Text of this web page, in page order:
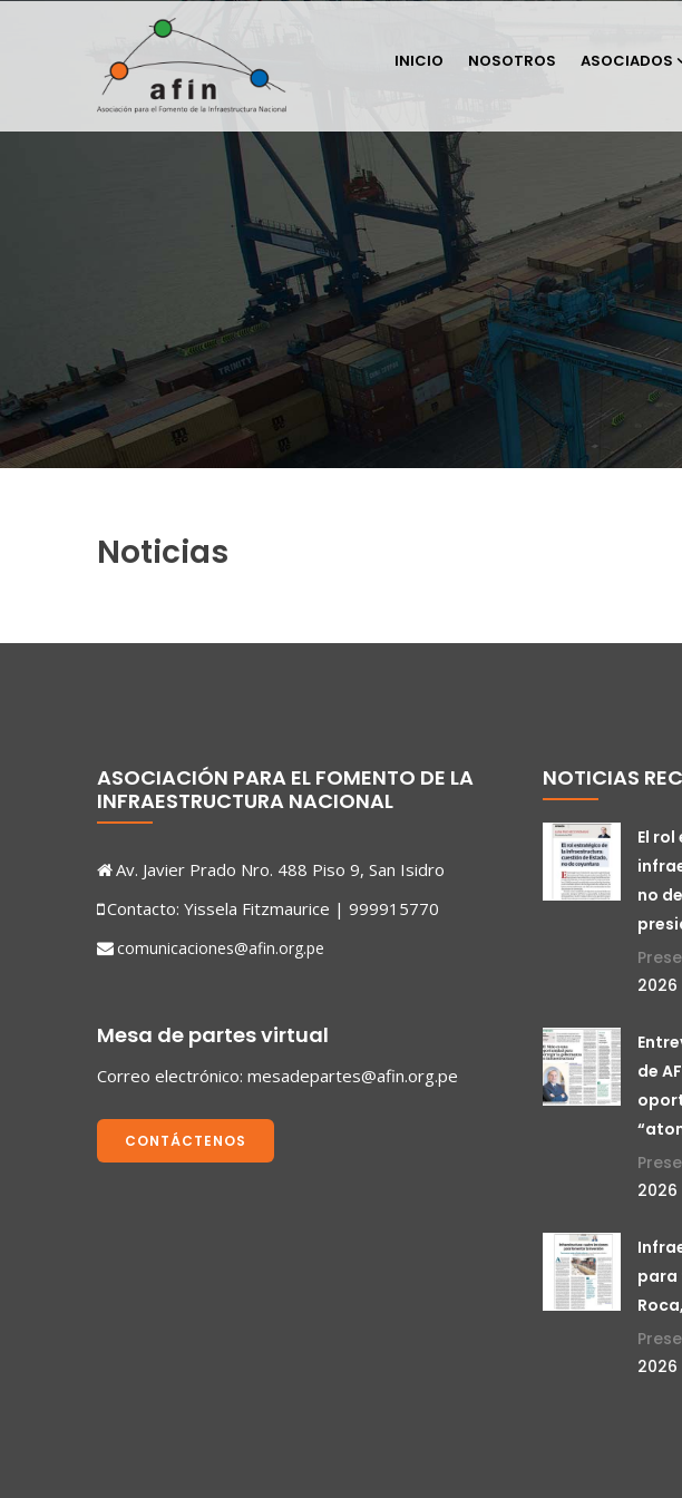
INICIO NOSOTROS ASOCIADOS
Noticias
ASOCIACIÓN PARA EL FOMENTO DE LA
INFRAESTRUCTURA NACIONAL
Av. Javier Prado Nro. 488 Piso 9, San Isidro
Contacto: Yissela Fitzmaurice | 999915770
comunicaciones@afin.org.pe
Mesa de partes virtual
Correo electrónico: mesadepartes@afin.org.pe
CONTÁCTENOS
NOTICIAS
El
no
2026
de
2026
para
2026